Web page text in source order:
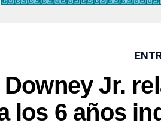
Jr.
los 6 años